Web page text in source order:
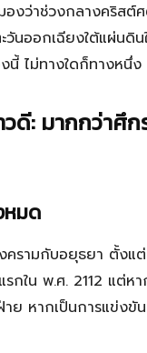
งว่าช่วงกลางคริส
วันออกเฉียงใต้แผ่น
นี้ ไม่ทางใดก็ทางหนึ่ง
: มากกว่าศึก
หมด
รามกับอยุธยา ตั้งแ
กใน พ.ศ. 2112 แต่ห
หากเป็นการแข่งขั